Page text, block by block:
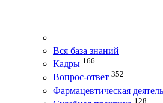
Вся база знаний
Кадры 166
Вопрос-ответ 352
Фармацевтическая
128